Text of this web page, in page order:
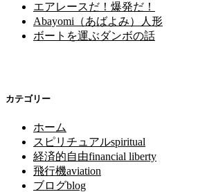
エアレースだ！爆発だ！
Abayomi（あばよみ）人形
ボートを運ぶダンボの話
カテゴリー
ホーム
スピリチュアルspiritual
経済的自由financial liberty
飛行機aviation
ブログblog